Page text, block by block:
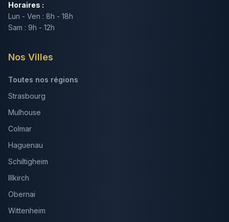
Horaires :
Lun - Ven : 8h - 18h
Sam : 9h - 12h
Nos Villes
Toutes nos régions
Strasbourg
Mulhouse
Colmar
Haguenau
Schiltigheim
Illkirch
Obernai
Wittenheim